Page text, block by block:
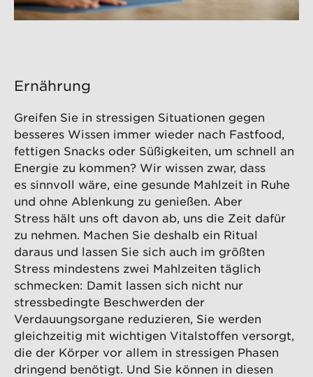
Ernährung
Greifen Sie in stressigen Situationen gegen
besseres Wissen immer wieder nach Fastfood,
fettigen Snacks oder Süßigkeiten, um schnell an
Energie zu kommen? Wir wissen zwar, dass
es sinnvoll wäre, eine gesunde Mahlzeit in Ruhe
und ohne Ablenkung zu genießen. Aber
Stress hält uns oft davon ab, uns die Zeit dafür
zu nehmen. Machen Sie deshalb ein Ritual
daraus und lassen Sie sich auch im größten
Stress mindestens zwei Mahlzeiten täglich
schmecken: Damit lassen sich nicht nur
stressbedingte Beschwerden der
Verdauungsorgane reduzieren, Sie werden
gleichzeitig mit wichtigen Vitalstoffen versorgt,
die der Körper vor allem in stressigen Phasen
dringend benötigt. Und Sie können in diesen